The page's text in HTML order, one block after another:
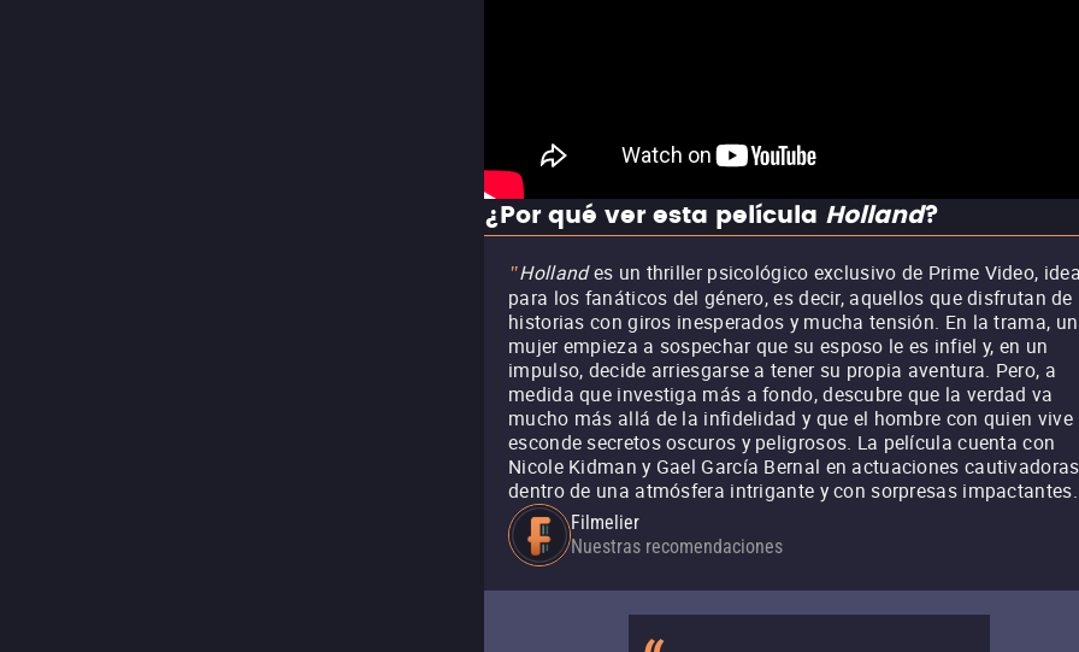
¿Por qué ver esta película Holland?
"Hollandes un thriller psicológico exclusivo de Prime Video,
para los fanáticos del género, es decir, aquellos que disfrutan de
historias con giros inesperados y mucha tensión. En la trama,
mujer empieza a sospechar que su esposo le es infiel y, en un
impulso, decide arriesgarse a tener su propia aventura. Pero, a
medida que investiga más a fondo, descubre que la verdad va
mucho más allá de la infidelidad y que el hombre con quien vive
esconde secretos oscuros y peligrosos. La película cuenta con
Nicole Kidman y Gael García Bernal en actuaciones
dentro de una atmósfera intrigante y con sorpresas impactantes.
Filmelier
Nuestras recomendaciones